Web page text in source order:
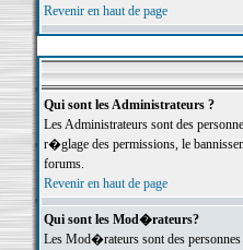
Revenir en haut de page
Qui sont les Administrateurs ?
Les Administrateurs sont des
r�glage des permissions, le
forums.
Revenir en haut de page
Qui sont les Mod�rateurs?
Les Mod�rateurs sont des